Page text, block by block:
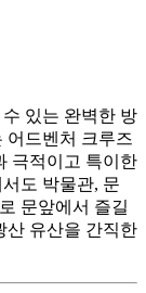
있는 완벽한 방
어드벤처 크루즈
극적이고 특이한
도 박물관, 문
문앞에서 즐길
산 유산을 간직한